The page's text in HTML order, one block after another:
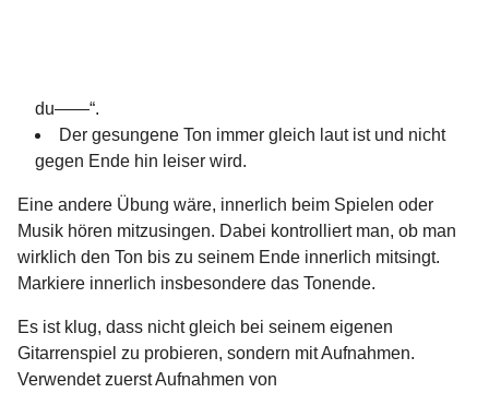
du——“.
Der gesungene Ton immer gleich laut ist und nicht
gegen Ende hin leiser wird.
Eine andere Übung wäre, innerlich beim Spielen oder
Musik hören mitzusingen. Dabei kontrolliert man, ob man
wirklich den Ton bis zu seinem Ende innerlich mitsingt.
Markiere innerlich insbesondere das Tonende.
Es ist klug, dass nicht gleich bei seinem eigenen
Gitarrenspiel zu probieren, sondern mit Aufnahmen.
Verwendet zuerst Aufnahmen von